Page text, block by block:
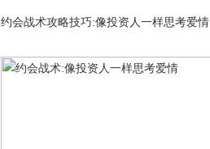
约会战术攻略技巧:像投资人一样思考爱情